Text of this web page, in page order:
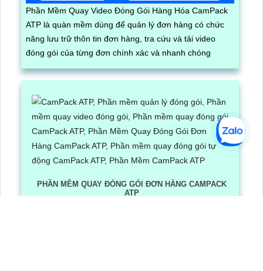
Phần Mềm Quay Video Đóng Gói Hàng Hóa CamPack
ATP là quàn mềm dùng để quản lý đơn hàng có chức
năng lưu trữ thôn tin đơn hàng, tra cứu và tải video
đóng gói của từng đơn chính xác và nhanh chóng
PHẦN MỀM QUAY ĐÓNG GÓI ĐƠN HÀNG CAMPACK
ATP